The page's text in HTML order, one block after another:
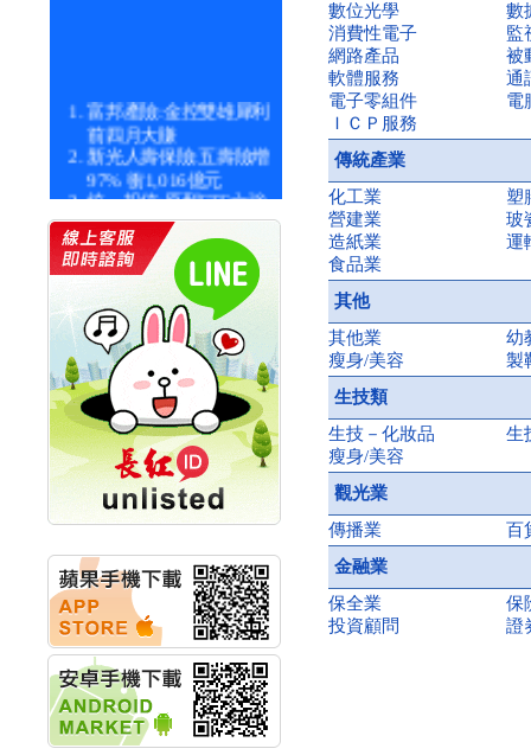
富邦產險:金控雙雄犀利
前四月大賺
新光人壽保險:五壽險增
97% 衝1,016億元
統一投信:原型ETF六強
漲逾九成
統一投信:主動式ETF溢
價 被盯上
新光人壽保險:新壽Q1外
價金將達996億
宇辰系統科技:宇辰業績
創新高 啟動興櫃轉上櫃
計畫
明緯企業:明緯永續科技
競賽 以電源驅動善的力
量
秀育企業:秀育SHO-U儲
能系統 獲國內首張CNS
認證
從容擁抱台股主流
華旭先進:代重要子公司
碩通散熱股份有限公司
公告董事會通過發言人
及代理發
華旭先進:代重要子公司
碩通散熱股份有限公司
公告董事會決議發行員
工認股權
數位光學
數
消費性電子
監
網路產品
被
軟體服務
通
電子零組件
電
ＩＣＰ服務
傳統產業
化工業
塑
營建業
玻
造紙業
運
食品業
其他
其他業
幼
瘦身/美容
製
生技類
生技－化妝品
生
瘦身/美容
觀光業
傳播業
百
金融業
保全業
保
投資顧問
證